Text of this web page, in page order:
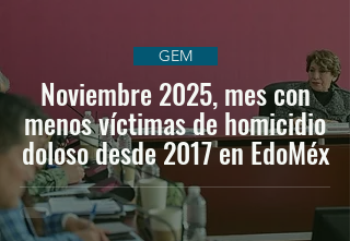
Noviembre 2025, mes con
menos víctimas de homicidio
doloso desde 2017 en EdoMéx
GEM